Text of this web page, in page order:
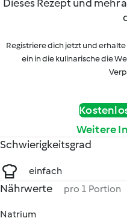
Dieses Rezept und mehr
Registriere dich jetzt und
ein in die kulinarische die
Weitere
Schwierigkeitsgrad
einfach
Nährwerte pro 1 Portion
Natrium